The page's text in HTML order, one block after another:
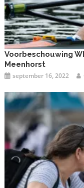
Voorbeschouwing
Meenhorst
september 16, 2022